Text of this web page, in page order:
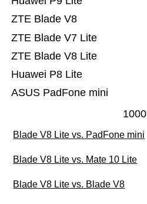
ASUS PadFone mini
Huawei P8 Lite
ZTE Blade V8 Lite
ZTE Blade V7 Lite
ZTE Blade V8
1000
Blade V8 Lite vs. PadFone mini
Blade V8 Lite vs. Mate 10 Lite
Blade V8 Lite vs. Blade V8